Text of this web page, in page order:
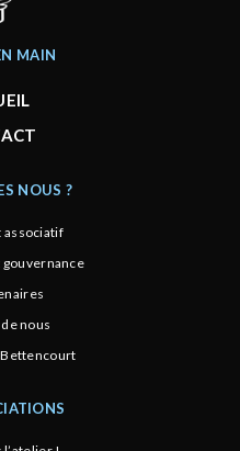
MAIN
NOUS ?
associatif
nous
Bettencourt